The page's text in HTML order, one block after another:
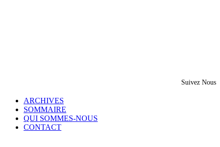
Suivez Nous
ARCHIVES
SOMMAIRE
QUI SOMMES-NOUS
CONTACT